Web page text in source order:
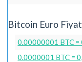
Bitcoin Euro
0.00000001 BTC =
0.0000001 BTC =